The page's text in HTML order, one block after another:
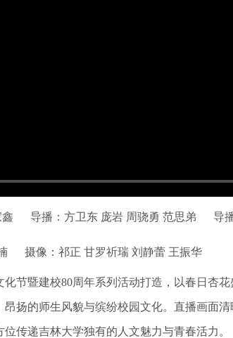
导播：方卫东 庞岩 周骁勇 范思弟 导
摄像：祁正 甘罗祈瑞 刘静蕾 王振华
节暨建校80周年系列活动打造，以春日杏
扬的师生风貌与缤纷校园文化。直播画面
传递吉林大学独有的人文魅力与青春活力。